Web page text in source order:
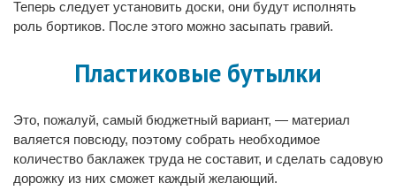
Теперь следует установить доски, они будут исполнять
роль бортиков. После этого можно засыпать гравий.
Пластиковые бутылки
Это, пожалуй, самый бюджетный вариант, — материал
валяется повсюду, поэтому собрать необходимое
количество баклажек труда не составит, и сделать садовую
дорожку из них сможет каждый желающий.